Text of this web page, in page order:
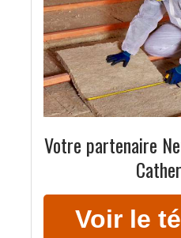
Votre partenaire